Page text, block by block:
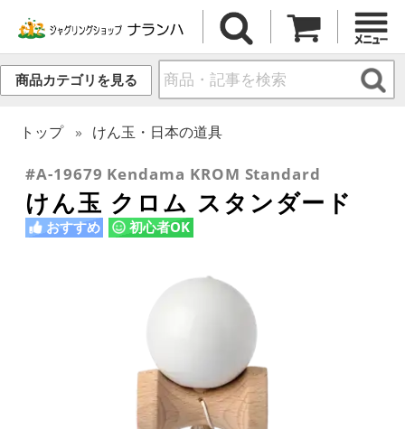
商品カテゴリを見る
トップ けん玉・日本の道具
#A-19679 Kendama KROM Standard
けん玉 クロム スタンダード
おすすめ 初心者OK